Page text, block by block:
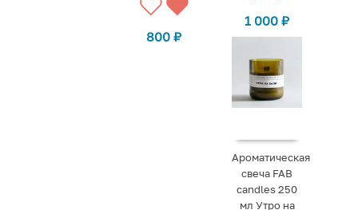
800₽
1 000₽
Ароматическая
свеча FAB
candles 250
мл Утро на